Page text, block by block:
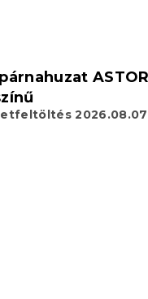
2026.08.07